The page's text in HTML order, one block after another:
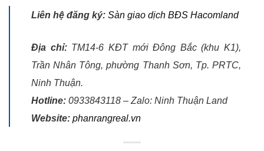
Liên hệ đăng ký: Sàn giao dịch BĐS Hacomland
Địa chỉ:TM14-6 KĐT mới Đông Bắc (khu K1),
Trần Nhân Tông, phường Thanh Sơn, Tp. PRTC,
Ninh Thuận.
Hotline: 0933843118 – Zalo: Ninh Thuận Land
Website: phanrangreal.vn